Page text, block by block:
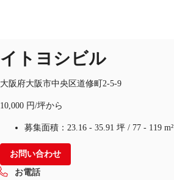
オフィス・事務所
倉庫・物流センター
記事
JP
イトヨシビル
大阪府大阪市中央区道修町2-5-9
10,000 円/坪から
募集面積： 23.16 - 35.91 坪 / 77 - 119 m²
お問い合わせ
お電話